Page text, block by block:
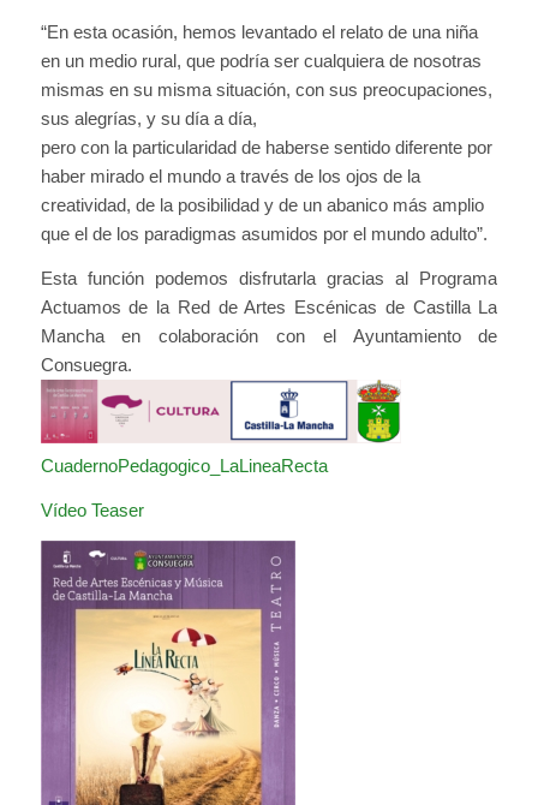
“En esta ocasión, hemos levantado el relato de una niña
en un medio rural, que podría ser cualquiera de nosotras
mismas en su misma situación, con sus preocupaciones,
sus alegrías, y su día a día,
pero con la particularidad de haberse sentido diferente por
haber mirado el mundo a través de los ojos de la
creatividad, de la posibilidad y de un abanico más amplio
que el de los paradigmas asumidos por el mundo adulto”.
Esta función podemos disfrutarla gracias al Programa
Actuamos de la Red de Artes Escénicas de Castilla La
Mancha en colaboración con el Ayuntamiento de
Consuegra.
CuadernoPedagogico_LaLineaRecta
Vídeo Teaser